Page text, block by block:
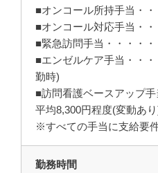
■オンコール所持手当・
■オンコール対応手当・・
■緊急訪問手当・・・・
■エンゼルケア手当・・
勤時)
■訪問看護ベースアップ
平均8,300円程度(変動あ
※すべての手当に支給要
勤務時間